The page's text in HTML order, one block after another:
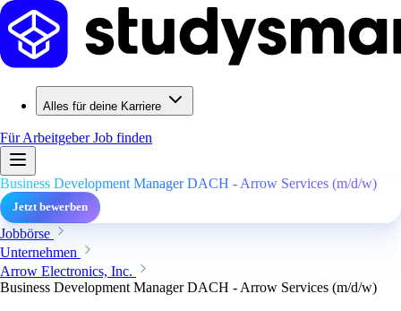
Alles für deine Karriere
Für ArbeitgeberJob finden
Business Development Manager DACH - Arrow Services (m/d/w)
Jetzt bewerben
Jobbörse
Unternehmen
Arrow Electronics, Inc.
Business Development Manager DACH - Arrow Services (m/d/w)